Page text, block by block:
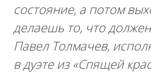
состояние, а потом
делаешь то, что
Павел Толмачев,
в дуэте из «Спящей